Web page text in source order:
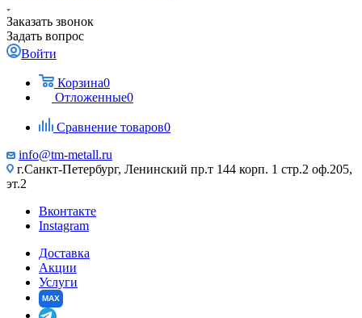
Заказать звонок
Задать вопрос
Войти
Корзина0
Отложенные0
Сравнение товаров0
info@tm-metall.ru
г.Санкт-Петербург, Ленинский пр.т 144 корп. 1 стр.2 оф.205,
эт.2
Вконтакте
Instagram
Доставка
Акции
Услуги
MAX